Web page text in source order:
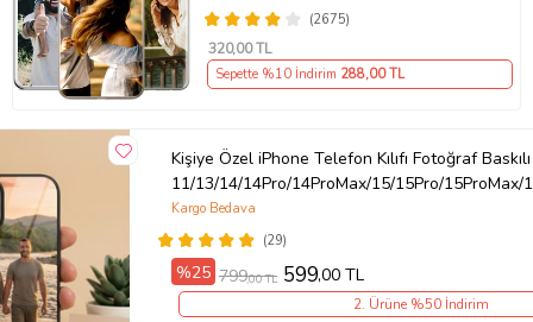
(2675)
320,00 TL
Sepette %10 İndirim 288,00 TL
Kişiye Özel iPhone Telefon Kılıfı Fotoğraf Baskılı
11/13/14/14Pro/14ProMax/15/15Pro/
(29)
Kargo Bedava
%25 799,00 TL 599,00 TL
2. Ürüne %50 İndirim